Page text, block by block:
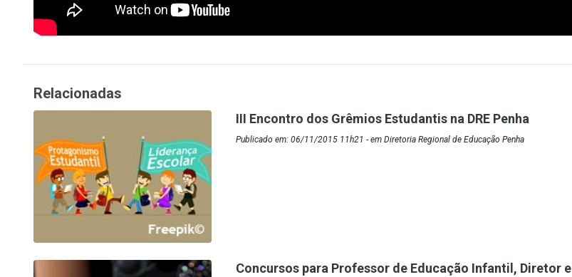
Relacionadas
III Encontro dos Grêmios Estudantis na DRE Penha
Publicado em: 06/11/2015 11h21 - em Diretoria Regional de Educação Penha
Concursos para Professor de Educação Infantil, Diretor e